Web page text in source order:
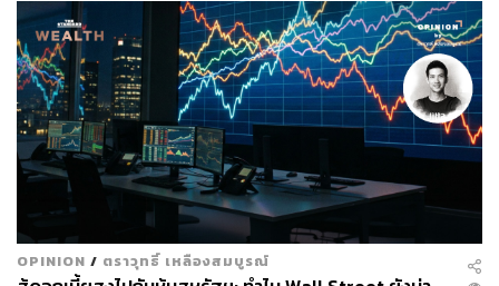
อ้างอิง:
https://www.coindesk.com/markets/2023/03/11/usdc-
stablecoin-depegs-from-1-circle-says-operations-are
-normal/?utm_medium=referral&utm_source=rss&ut
m_campaign=headlines
https://www.bloomberg.com/news/articles/2023-03-1
0/binance-tether-say-no-svb-exposure-while-circle-st
ays-mum?srnd=premium-europe&sref=CVqPBMVg
OPINION / ตราวุทธิ์ เหลืองสมบูรณ์